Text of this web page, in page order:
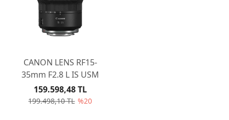
CANON LENS RF15-
35mm F2.8 L IS USM
199.498,10 TL %20
159.598,48 TL